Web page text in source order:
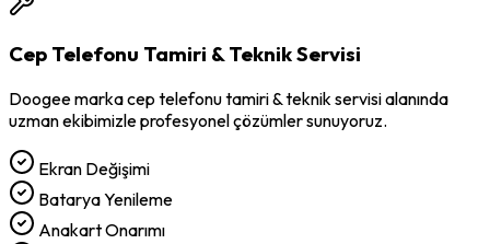
Cep Telefonu Tamiri & Teknik Servisi
Doogeemarkacep telefonu tamiri & teknik servisialanında
uzman ekibimizle profesyonel çözümler sunuyoruz.
Ekran Değişimi
Batarya Yenileme
Anakart Onarımı